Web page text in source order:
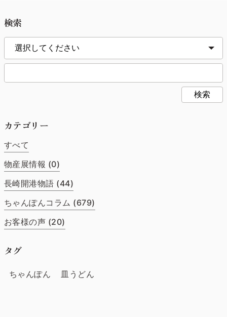
検索
検索
カテゴリー
すべて
物産展情報 (0)
長崎開港物語 (44)
ちゃんぽんコラム (679)
お客様の声 (20)
タグ
ちゃんぽん 皿うどん